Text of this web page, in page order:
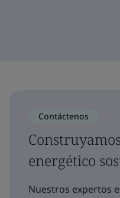
Contáctenos
energético
Nuestros expertos